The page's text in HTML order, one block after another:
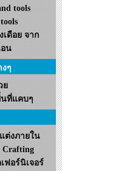
tools
เดือย จาก
อน
ๆ
ย
ที่แคบๆ
ต่งภายใน
Crafting
ฟอร์นิเจอร์